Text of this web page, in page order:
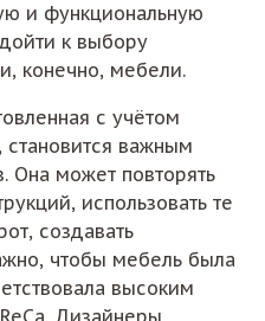
и функциональную
к выбору
конечно, мебели.
с учётом
становится важным
Она может повторять
использовать те
создавать
чтобы мебель была
высоким